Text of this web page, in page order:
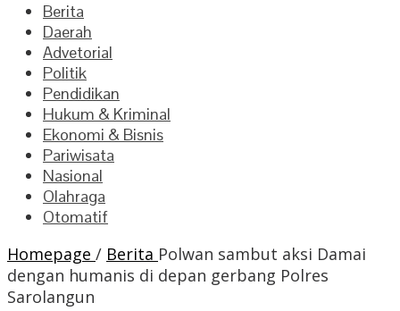
Berita
Daerah
Advetorial
Politik
Pendidikan
Hukum & Kriminal
Ekonomi & Bisnis
Pariwisata
Nasional
Olahraga
Otomatif
Homepage / Berita Polwan sambut aksi Damai
dengan humanis di depan gerbang Polres
Sarolangun